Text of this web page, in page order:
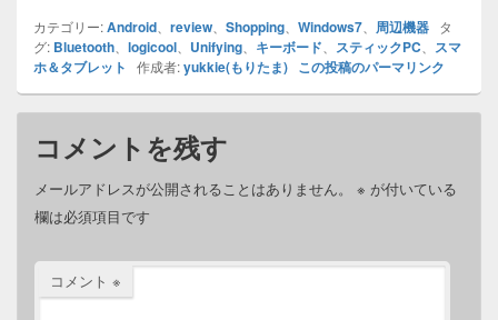
カテゴリー:Android review Shopping Windows7 周辺機器 タ
グ: Bluetooth logicool Unifying キーボード スティックPC
スマ
ホ＆タブレット
作成者:yukkie(もりたま) この投稿のパーマリンク
コメントを残す
メールアドレスが公開されることはありません。 ※ が付いている
欄は必須項目です
コメント ※